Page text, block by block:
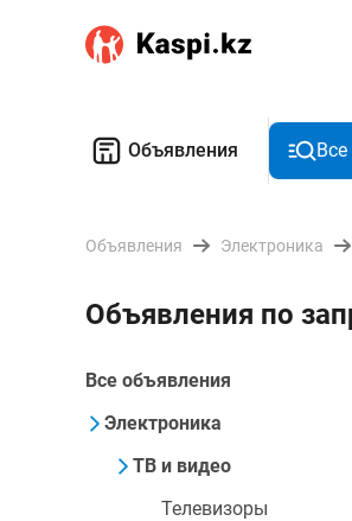
Объявления Все
Объявления Электроника
Объявления по
Все объявления
Электроника
ТВ и видео
Телевизоры